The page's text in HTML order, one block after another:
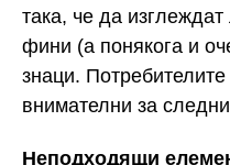
така, че да
фини (а понякога и
знаци.
внимателни за
Неподходящи